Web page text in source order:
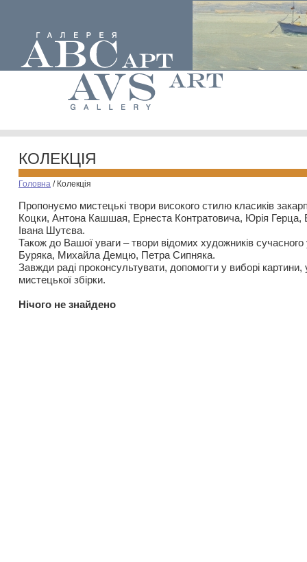
КОЛЕКЦІЯ
Головна / Колекція
Пропонуємо мистецькі твори високого стилю класиків
Коцки, Антона Кашшая, Ернеста Контратовича, Юрія
Івана Шутєва.
Також до Вашої уваги – твори відомих художників
Буряка, Михайла Демцю, Петра Сипняка.
Завжди раді проконсультувати, допомогти у виборі картини,
мистецької збірки.
Нiчого не знайдено